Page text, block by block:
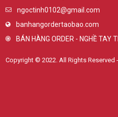
ngoctinh0102@gmail.com
banhangordertaobao.com
BÁN HÀNG ORDER - NGHỀ TAY
Copyright © 2022. All Rights Reserved